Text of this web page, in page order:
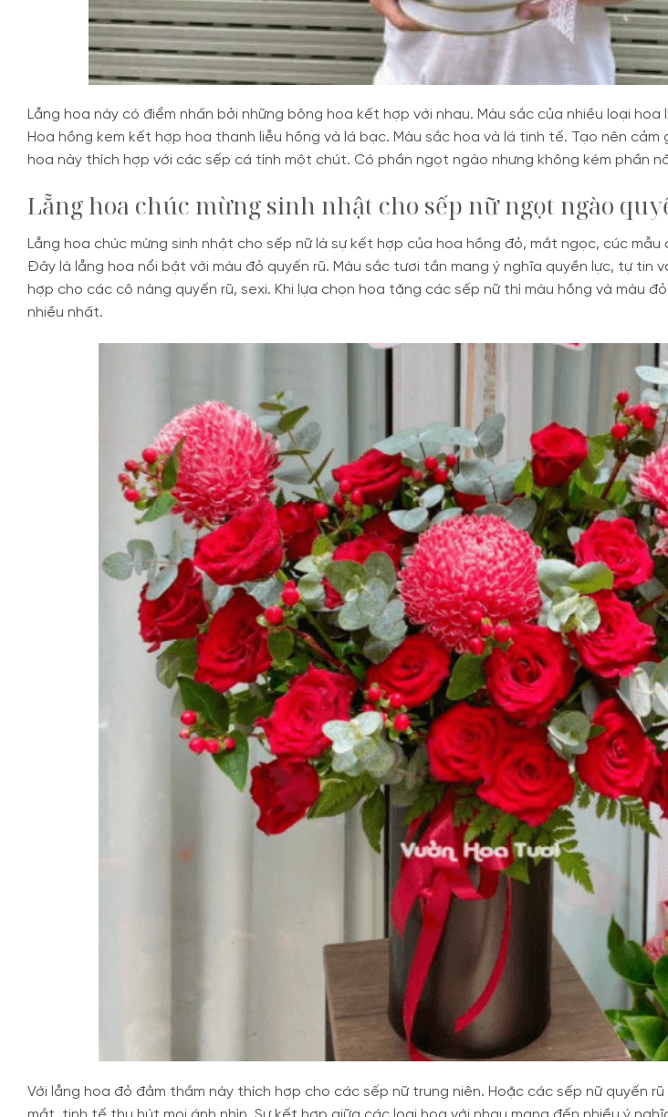
Lẵng hoa này có điểm nhấn bởi những bông hoa kết hợp với nhau. Màu sắc của nhiều loại
Hoa hồng kem kết hợp hoa thanh liễu hồng và lá bạc. Màu sắc hoa và lá tinh tế. Tạo nên cảm
hoa này thích hợp với các sếp cá tính một chút. Có phần ngọt ngào nhưng không kém phần
Lẵng hoa chúc mừng sinh nhật cho sếp nữ ngọt ngào
Lẵng hoa chúc mừng sinh nhật cho sếp nữ là sự kết hợp của hoa hồng đỏ, mắt ngọc, cúc mẫu
Đây là lẵng hoa nổi bật với màu đỏ quyến rũ. Màu sắc tươi tắn mang ý nghĩa quyền lực, tự tin
hợp cho các cô nàng quyến rũ, sexi. Khi lựa chọn hoa tặng các sếp nữ thì màu hồng và màu
nhiều nhất.
Với lẵng hoa đỏ đằm thắm này thích hợp cho các sếp nữ trung niên. Hoặc các sếp nữ quyến